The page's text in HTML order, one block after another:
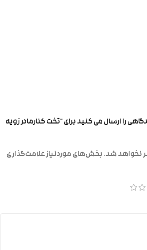
را ارسال می کنید برای “تخت کنارمادر زویه
نخواهد شد.بخش‌های موردنیاز علامت‌گذاری